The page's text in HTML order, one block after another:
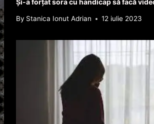
By Stanica Ionut Adrian 12 iulie 2023